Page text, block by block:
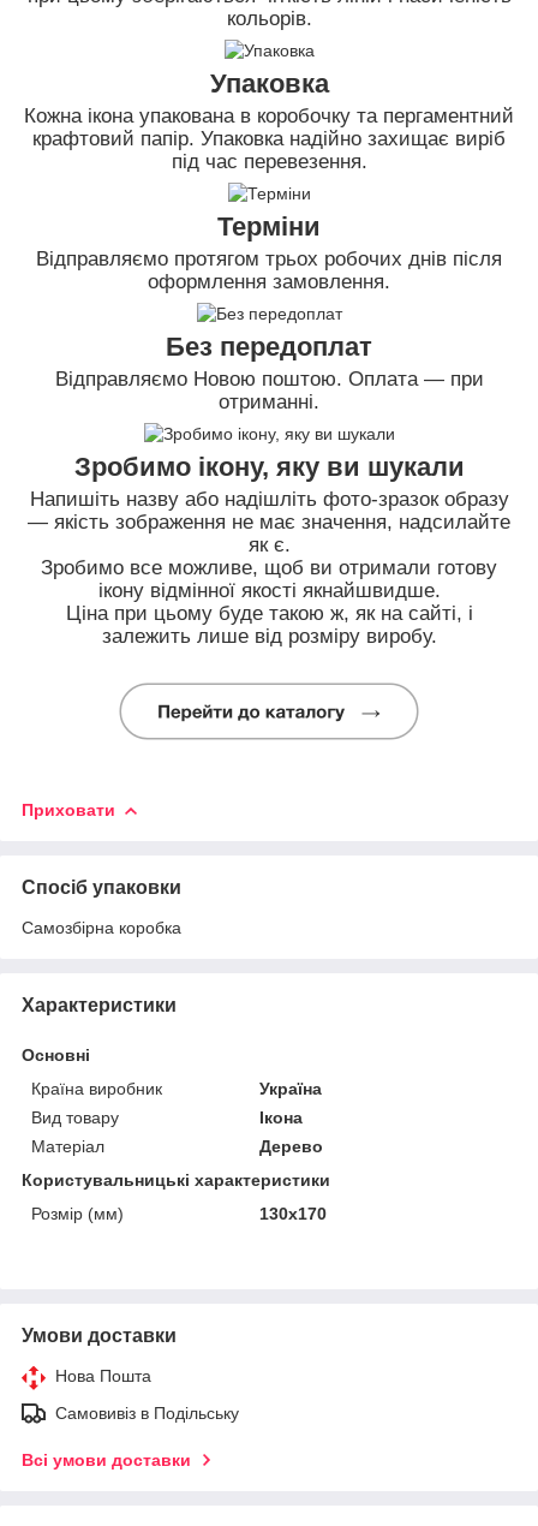
кольорів.
Упаковка
Кожна ікона упакована в коробочку та пергаментний
крафтовий папір. Упаковка надійно захищає виріб
під час перевезення.
Терміни
Відправляємо протягом трьох робочих днів після
оформлення замовлення.
Без передоплат
Відправляємо Новою поштою. Оплата — при
отриманні.
Зробимо ікону, яку ви шукали
Напишіть назву або надішліть фото-зразок образу
— якість зображення не має значення, надсилайте
як є.
Зробимо все можливе, щоб ви отримали готову
ікону відмінної якості якнайшвидше.
Ціна при цьому буде такою ж, як на сайті, і
залежить лише від розміру виробу.
Приховати
Спосіб упаковки
Самозбірна коробка
Характеристики
Основні
Країна виробник
Україна
Вид товару
Ікона
Матеріал
Дерево
Користувальницькі характеристики
Розмір (мм)
130х170
Умови доставки
Нова Пошта
Самовивіз в Подільську
Всі умови доставки